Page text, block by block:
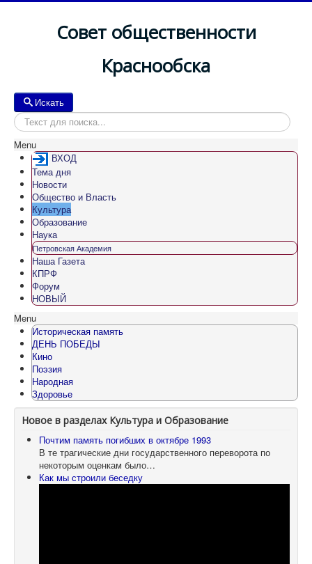
Совет общественности
Краснообска
Искать
Menu
ВХОД
Тема дня
Новости
Общество и Власть
Культура
Образование
Наука
Петровская Академия
Наша Газета
КПРФ
Форум
НОВЫЙ
Menu
Историческая память
ДЕНЬ ПОБЕДЫ
Кино
Поэзия
Народная
Здоровье
Новое в разделах Культура и Образование
Почтим память погибших в октябре 1993
В те трагические дни государственного переворота по
некоторым оценкам было…
Как мы строили беседку